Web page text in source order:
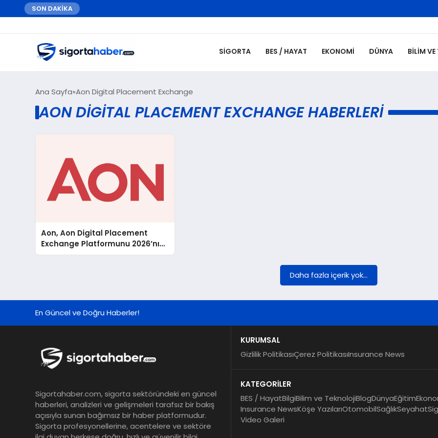
SON DAKİKA
SIGORTA BES / HAYAT EKONOMI DÜNYA BILIM
Ana Sayfa Aon Digital Placement Exchange
AON DIGITAL PLACEMENT EXCHANGE HABERLERI
Aon, Aon Digital Placement
Exchange Platformunu 2026’nın
İkinci Yarısında Başlatmayı
Daha fazla içerik yok...
En Güncel ve Doğru Haberler!
Sigortahaber.com, sigorta sektöründeki en güncel
haberleri, analizleri ve gelişmeleri tarafsız bir bakış
açısıyla sunan bağımsız bir haber platformudur.
Sigorta profesyonellerine, acentelere ve sektöre
KURUMSAL
Gizlilik PolitikasıÇerez PolitikasıInsurance News
KATEGORİLER
BES / HayatBilgiBilim ve TeknolojiBlogDünyaEğitim
Insurance NewsKöşe YazılarıOtomobilSağlıkSeyahat
Video Galeri